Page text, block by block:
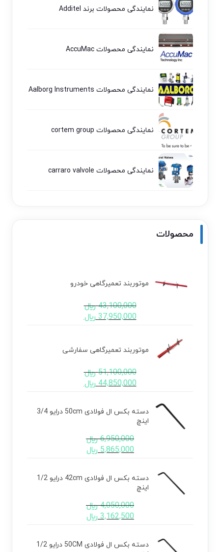
نمایندگی محصولات برند Additel
نمایندگی محصولات AccuMac
نمایندگی محصولات Aalborg Instruments
نمایندگی محصولات cortem group
نمایندگی محصولات carraro valvole
محصولات
موتوربند تعمیرگاهی خودرو
43,100,000 ﷼
37,950,000 ﷼
موتوربند تعمیرگاهی سفارشی
51,100,000 ﷼
44,850,000 ﷼
دسته بکس ال فولادی 50cm درایو 3/4
اینچ
6,950,000 ﷼
5,865,000 ﷼
دسته بکس ال فولادی 42cm درایو 1/2
اینچ
4,050,000 ﷼
3,162,500 ﷼
دسته بکس ال فولادی 50CM درایو 1/2